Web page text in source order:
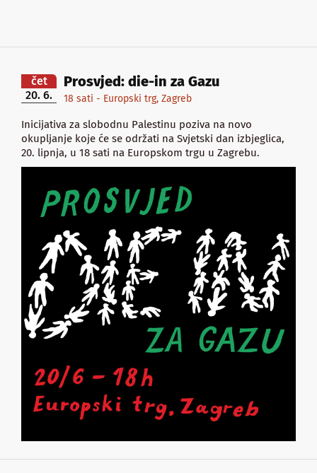
čet
20. 6.
Prosvjed: die-in za Gazu
18 sati - Europski trg, Zagreb
Inicijativa za slobodnu Palestinu poziva na novo
okupljanje koje će se održati na Svjetski dan izbjeglica,
20. lipnja, u 18 sati na Europskom trgu u Zagrebu.